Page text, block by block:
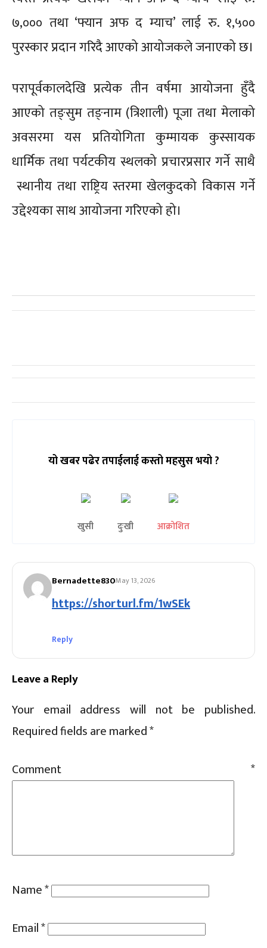
७,००० तथा ‘फ्यान अफ द म्याच’ लाई रु. १,५००
पुरस्कार प्रदान गरिदै आएको आयोजकले जनाएको छ।
परापूर्वकालदेखि प्रत्येक तीन वर्षमा आयोजना हुँदै
आएको तङ्सुम तङ्नाम (त्रिशाली) पूजा तथा मेलाको
अवसरमा यस प्रतियोगिता कुम्मायक कुस्सायक
धार्मिक तथा पर्यटकीय स्थलको प्रचारप्रसार गर्ने साथै
स्थानीय तथा राष्ट्रिय स्तरमा खेलकुदको विकास गर्ने
उद्देश्यका साथ आयोजना गरिएको हो।
यो खबर पढेर तपाईलाई कस्तो महसुस भयो ?
खुसी दुःखी आक्रोशित
Bernadette830May 13, 2026
https://shorturl.fm/1wSEk
Reply
Leave a Reply
Your email address will not be published.
Required fields are marked*
Comment *
Name*
Email*